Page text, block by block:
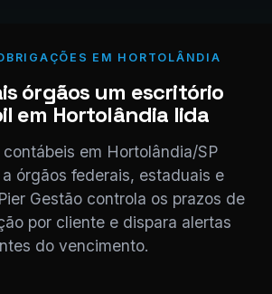
EM HORTOLÂNDIA
órgãos um escritório
em Hortolândia lida
contábeis em Hortolândia/SP
órgãos federais, estaduais e
Gestão controla os prazos de
por cliente e dispara alertas
do vencimento.